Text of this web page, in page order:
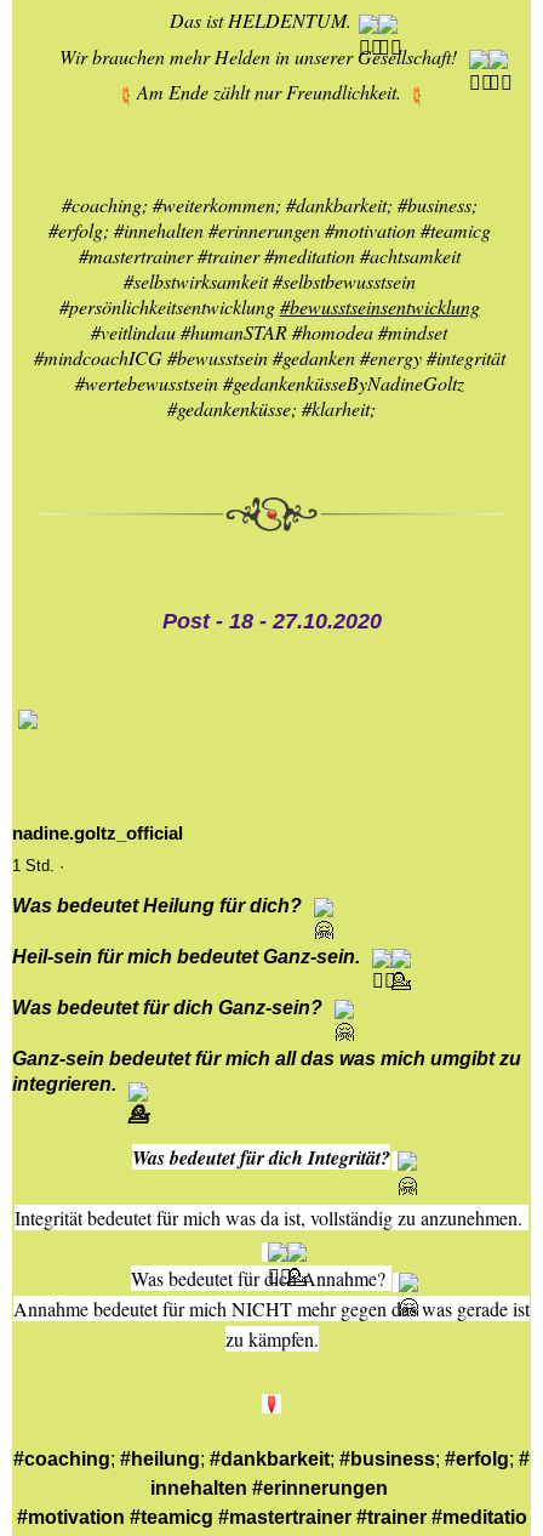
Das ist HELDENTUM.
Wir brauchen mehr Helden in unserer Gesellschaft!
Am Ende zählt nur Freundlichkeit.
#coaching; #weiterkommen; #dankbarkeit; #business
#erfolg; #innehalten #erinnerungen #motivation #teamicg
#mastertrainer #trainer #meditation #achtsamkeit
#selbstwirksamkeit #selbstbewusstsein
#persönlichkeitsentwicklung #bewusstseinsentwicklung
#veitlindau#humanSTAR#homodea#mindset
#mindcoachICG #bewusstsein #gedanken #energy #integrität
#wertebewusstsein #gedankenküsseByNadineGoltz
#gedankenküsse; #klarheit;
Post - 18 - 27.10.2020
nadine.goltz_official
1 Std. ·
Was bedeutet Heilung für dich?
Heil-sein für mich bedeutet Ganz-sein.
Was bedeutet für dich Ganz-sein?
Ganz-sein bedeutet für mich all das was mich umgibt zu
integrieren.
Was bedeutet für dich Integrität?
Integrität bedeutet für mich was da ist, vollständig zu anzunehmen.
Was bedeutet für dich Annahme?
Annahme bedeutet für mich NICHT mehr gegen das was gerade ist
zu kämpfen.
#coaching; #heilung; #dankbarkeit; #business; #erfolg; #
innehalten #erinnerungen
#motivation #teamicg #mastertrainer #trainer #meditatio